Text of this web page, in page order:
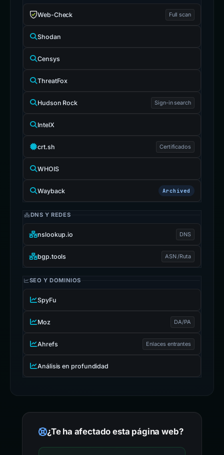
Web-Check Full scan
Shodan
Censys
ThreatFox
Hudson Rock Sign-in search
IntelX
crt.sh Certificados
WHOIS
Wayback Archived
DNS Y REDES
nslookup.io DNS
bgp.tools ASN /Ruta
SEO Y DOMINIOS
SpyFu
Moz DA/PA
Ahrefs Enlaces entrantes
Análisis en profundidad
¿Te ha afectado esta página web?